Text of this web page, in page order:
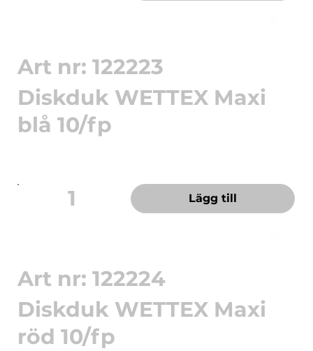
1 Lägg till
Art nr: 122223
Diskduk WETTEX Maxi
blå 10/fp
Art nr: 122224
Diskduk WETTEX Maxi
röd 10/fp